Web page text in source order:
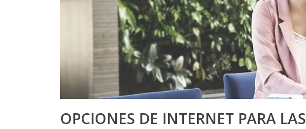
OPCIONES DE INTERNET PARA